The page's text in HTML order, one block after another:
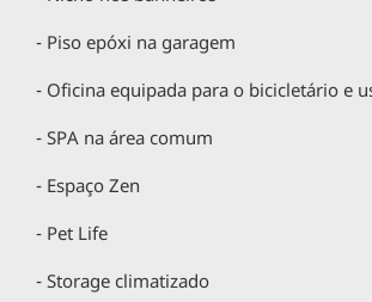
- Piso epóxi na garagem
- Oficina equipada para o bicicletário e
- SPA na área comum
- Espaço Zen
- Pet Life
- Storage climatizado